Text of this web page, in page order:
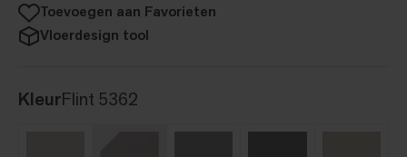
Toevoegen aan Favorieten
Vloerdesign tool
KleurFlint 5362